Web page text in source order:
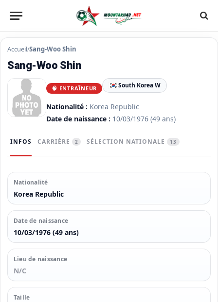
Accueil/Sang-Woo Shin
Sang-Woo Shin
🧠 ENTRAÎNEUR South Korea W
Nationalité : Korea Republic
Date de naissance : 10/03/1976 (49 ans)
INFOS CARRIÈRE 2 SÉLECTION NATIONALE 13
Nationalité
Korea Republic
Date de naissance
10/03/1976 (49 ans)
Lieu de naissance
N/C
Taille